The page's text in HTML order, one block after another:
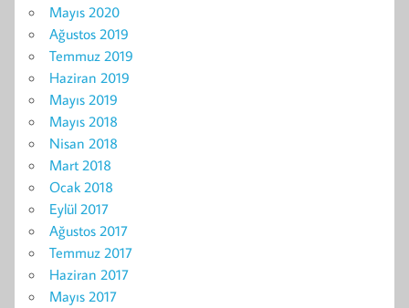
Mayıs 2020
Ağustos 2019
Temmuz 2019
Haziran 2019
Mayıs 2019
Mayıs 2018
Nisan 2018
Mart 2018
Ocak 2018
Eylül 2017
Ağustos 2017
Temmuz 2017
Haziran 2017
Mayıs 2017